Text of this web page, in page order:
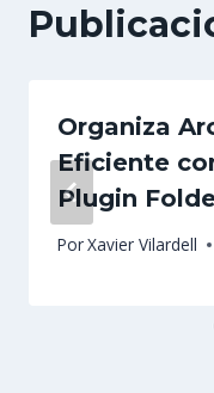
Organiza
Eficiente
Plugin
PorXavier Vilardell